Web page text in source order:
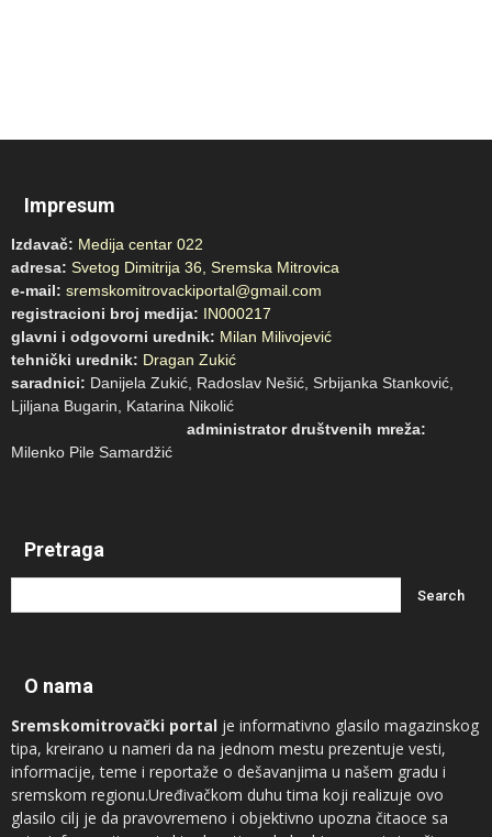
Impresum
Izdavač: Medija centar 022
adresa: Svetog Dimitrija 36, Sremska Mitrovica
e-mail: sremskomitrovackiportal@gmail.com
registracioni broj medija: IN000217
glavni i odgovorni urednik: Milan Milivojević
tehnički urednik: Dragan Zukić
saradnici: Danijela Zukić, Radoslav Nešić, Srbijanka Stanković,
Ljiljana Bugarin, Katarina Nikolić
administrator društvenih mreža:
Milenko Pile Samardžić
Pretraga
O nama
Sremskomitrovački portal je informativno glasilo magazinskog
tipa, kreirano u nameri da na jednom mestu prezentuje vesti,
informacije, teme i reportaže o dešavanjima u našem gradu i
sremskom regionu.Uređivačkom duhu tima koji realizuje ovo
glasilo cilj je da pravovremeno i objektivno upozna čitaoce sa